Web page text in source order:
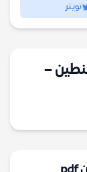
تويتر
–